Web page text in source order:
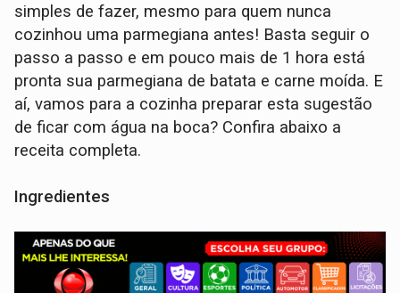
simples de fazer, mesmo para quem nunca
cozinhou uma parmegiana antes! Basta seguir o
passo a passo e em pouco mais de 1 hora está
pronta sua parmegiana de batata e carne moída. E
aí, vamos para a cozinha preparar esta sugestão
de ficar com água na boca? Confira abaixo a
receita completa.
Ingredientes